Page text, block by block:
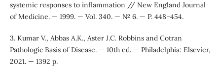
systemic responses to inflammation // New England Journal
of Medicine. — 1999. — Vol. 340. — № 6. — P. 448–454.
3. Kumar V., Abbas A.K., Aster J.C. Robbins and Cotran
Pathologic Basis of Disease. — 10th ed. — Philadelphia: Elsevier,
2021. — 1392 p.